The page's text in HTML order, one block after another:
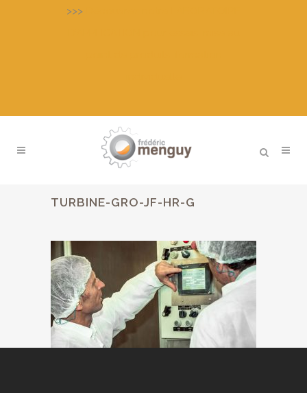
>>>
TURBINE-GRO-JF-HR-G